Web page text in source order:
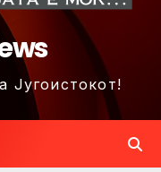
Југоистокот!